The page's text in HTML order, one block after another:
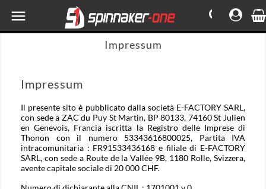

Impressum
Impressum
Il presente sito è pubblicato dalla società E-FACTORY SARL,
con sede a ZAC du Puy St Martin, BP 80133, 74160 St Julien
en Genevois, Francia iscritta la Registro delle Imprese di
Thonon con il numero 53343616800025, Partita IVA
intracomunitaria : FR91533436168 e filiale di E-FACTORY
SARL, con sede a Route de la Vallée 9B, 1180 Rolle, Svizzera,
avente capitale sociale di 20 000 CHF.